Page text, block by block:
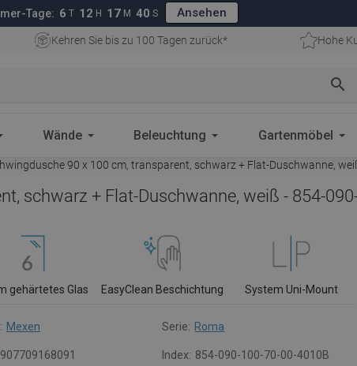
Tage: 6 T 12 H 17 M 39 S Ansehen
Kehren Sie bis zu 100 Tagen zurück* Hohe
search
Wände Beleuchtung Gartenmöbel
90 x 100 cm, transparent, schwarz + Flat-Duschwanne,
schwarz + Flat-Duschwanne, weiß - 854-
gehärtetes Glas EasyClean Beschichtung System Uni-Mount
Mexen Serie: Roma
Index: 854-090-100-70-00-4010B